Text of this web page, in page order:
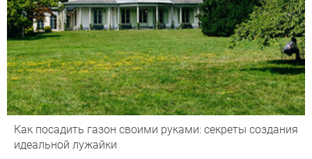
Как посадить газон своими руками: секреты создания
идеальной лужайки